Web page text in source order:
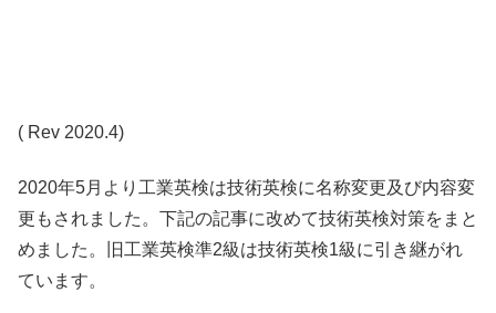
( Rev 2020.4)
2020年5月より工業英検は技術英検に名称変更及び内容変
更もされました。下記の記事に改めて技術英検対策をまと
めました。旧工業英検準2級は技術英検1級に引き継がれ
ています。